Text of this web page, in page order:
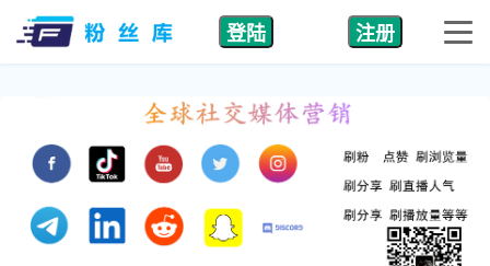
登陆 注册